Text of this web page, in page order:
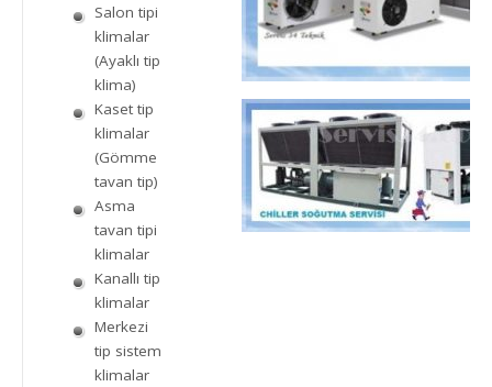
Salon tipi
klimalar
(Ayaklı tip
klima)
Kaset tip
klimalar
(Gömme
tavan tip)
Asma
tavan tipi
klimalar
Kanallı tip
klimalar
Merkezi
tip sistem
klimalar